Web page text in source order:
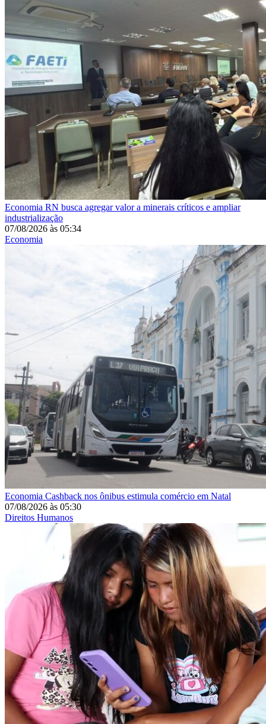
Economia RN busca agregar valor a minerais críticos e ampliar
industrialização
07/08/2026 às 05:34
Economia
Economia Cashback nos ônibus estimula comércio em Natal
07/08/2026 às 05:30
Direitos Humanos